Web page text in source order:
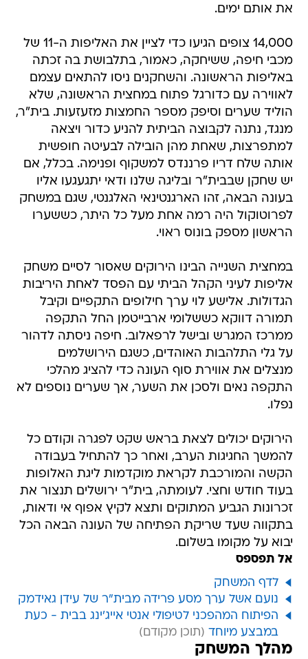
את אותם ימים.
14,000 צופים הגיעו כדי לציין את האליפות ה-11 של
מכבי חיפה, ששיחקה, כאמור, בתלבושת בה זכתה
באליפות הראשונה. והשחקנים ניסו להתאים עצמם
לאווירה עם כדורגל פתוח במחצית הראשונה, שלא
הוליד שערים וסיפק מספר החמצות מזעזעות. בית"ר,
מנגד, נתנה לקבוצה הביתית להניע כדור ויצאה
למתפרצות, שאחת מהן הובילה לבעיטה חופשית
אותה שלח דריו פרננדס למשקוף ופנימה. בכלל, אם
יש שחקן שבבית"ר ובליגה שלנו ודאי יתגעגעו אליו
בעונה הבאה, זהו הארגנטינאי האלגנטי, שגם במשחק
לפרוטוקול היה רמה אחת מעל כל היתר, כששערו
הראשון מספק בונוס ראוי.
במחצית השנייה הבינו הירוקים שאסור לסיים משחק
אליפות לעיני הקהל הביתי עם הפסד לאחת היריבות
הגדולות. אלישע לוי ערך חילופים התקפיים וקיבל
תמורה דווקא כששלומי ארבייטמן החל התקפה
ממרכז המגרש ובישל לרפאלוב. חיפה ניסתה לדהור
על גלי התלהבות האוהדים, כשגם הירושלמים
מנצלים את אווירת סוף העונה כדי להציג מהלכי
התקפה נאים ולסכן את השער, אך שערים נוספים לא
נפלו.
הירוקים יכולים לצאת בראש שקט לפגרה וקודם כל
להמשך החגיגות הערב, ואחר כך להתחיל בעבודה
הקשה והמורכבת לקראת מוקדמות ליגת האלופות
בעוד חודש וחצי. לעומתה, בית"ר ירושלים תנצור את
זכרונות הגביע המתוקים ותצא לקיץ אפוף אי ודאות,
בתקווה שעד שריקת הפתיחה של העונה הבאה הכל
יבוא על מקומו בשלום.
אל תפספס
לדף המשחק
נועם אשל ערך מסע פרידה מבית"ר של עידן גאידמק
הפיתוח המהפכני לטיפולי אנטי אייג'ינג בבית - כעת
במבצע מיוחד
מהלך המשחק